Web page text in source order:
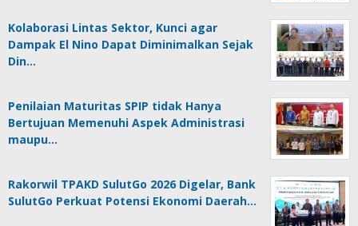
Kolaborasi Lintas Sektor, Kunci agar
Dampak El Nino Dapat Diminimalkan Sejak
Din…
Penilaian Maturitas SPIP tidak Hanya
Bertujuan Memenuhi Aspek Administrasi
maupu…
Rakorwil TPAKD SulutGo 2026 Digelar, Bank
SulutGo Perkuat Potensi Ekonomi Daerah…